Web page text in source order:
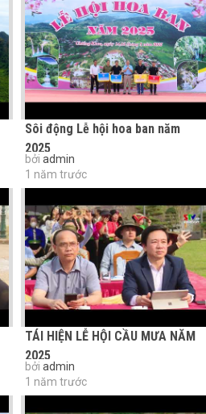
Sôi động Lễ hội hoa ban năm
2025
bởi admin
1 năm trước
TÁI HIỆN LỄ HỘI CẦU MƯA NĂM
2025
bởi admin
1 năm trước